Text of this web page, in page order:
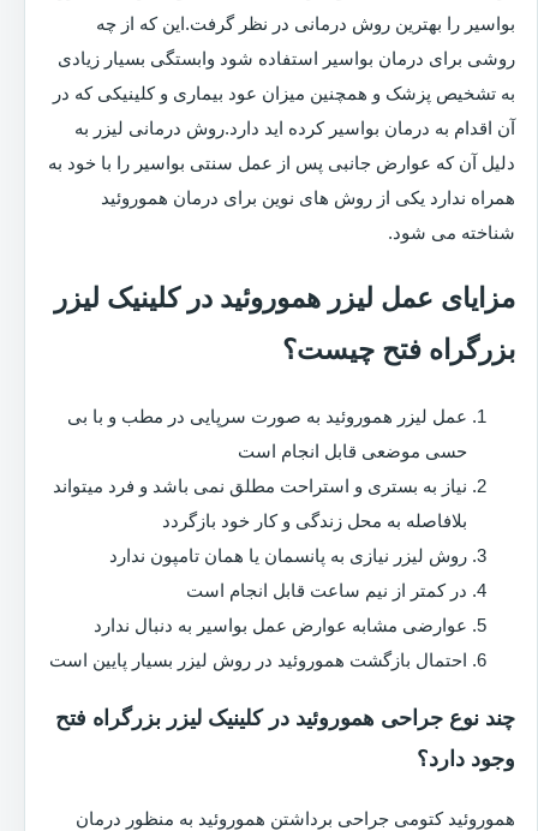
بواسیر را بهترین روش درمانی در نظر گرفت.این که از چه
روشی برای درمان بواسیر استفاده شود وابستگی بسیار زیادی
به تشخیص پزشک و همچنین میزان عود بیماری و کلینیکی که در
آن اقدام به درمان بواسیر کرده اید دارد.روش درمانی لیزر به
دلیل آن که عوارض جانبی پس از عمل سنتی بواسیر را با خود به
همراه ندارد یکی از روش های نوین برای درمان هموروئید
شناخته می شود.
مزایای عمل لیزر هموروئید در کلینیک لیزر
بزرگراه فتح چیست؟
عمل لیزر هموروئید به صورت سرپایی در مطب و با بی
حسی موضعی قابل انجام است
نیاز به بستری و استراحت مطلق نمی باشد و فرد میتواند
بلافاصله به محل زندگی و کار خود بازگردد
روش لیزر نیازی به پانسمان یا همان تامپون ندارد
در کمتر از نیم ساعت قابل انجام است
عوارضی مشابه عوارض عمل بواسیر به دنبال ندارد
احتمال بازگشت هموروئید در روش لیزر بسیار پایین است
چند نوع جراحی هموروئید در کلینیک لیزر بزرگراه فتح
وجود دارد؟
هموروئید کتومی جراحی برداشتن هموروئید به منظور درمان